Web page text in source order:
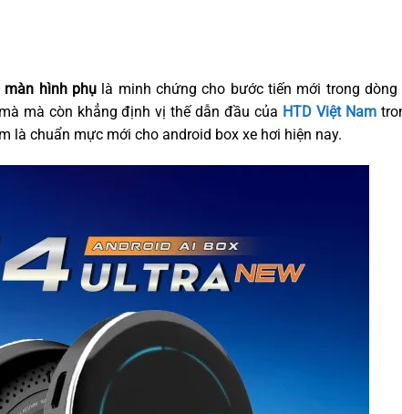
hình phụ là minh chứng cho bước tiến mới trong
mà còn khẳng định vị thế dẫn đầu của HTD Việt Nam
là chuẩn mực mới cho android box xe hơi hiện nay.